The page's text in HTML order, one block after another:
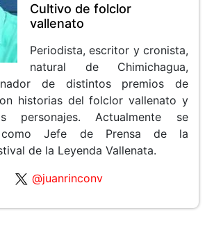
Cultivo de folclor
vallenato
Periodista, escritor y cronista,
natural de Chimichagua,
de distintos premios de
historias del folclor vallenato y
personajes. Actualmente se
como Jefe de Prensa de la
de la Leyenda Vallenata.
@juanrinconv